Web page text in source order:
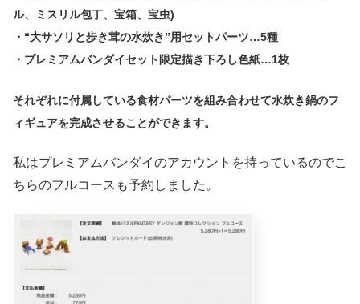
ル、ミスリル包丁、宝箱、宝虫)
・“大サソリと歩き茸の水炊き”用セットパーツ…5種
・プレミアムバンダイセット限定描き下ろし色紙…1枚
それぞれに付属している食材パーツを組み合わせて水炊き鍋のフ
ィギュアを完成させることができます。
私はプレミアムバンダイのアカウントを持っているのでこ
ちらのフルコースも予約しました。